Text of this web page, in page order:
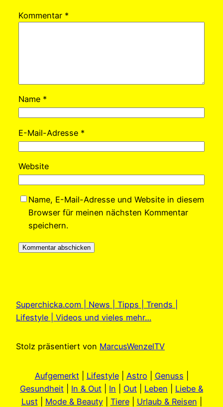
Kommentar *
Name *
E-Mail-Adresse *
Website
Name, E-Mail-Adresse und Website in diesem
Browser für meinen nächsten Kommentar
speichern.
Superchicka.com | News | Tipps | Trends |
Lifestyle | Videos und vieles mehr…
Stolz präsentiert von MarcusWenzelTV
Aufgemerkt| Lifestyle| Astro Genuss
Gesundheit
In & Out In Out Leben
Liebe &
Lust| Mode & Beauty| Tiere| Urlaub & Reisen